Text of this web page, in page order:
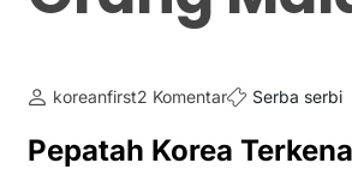
koreanfirst2 Komentar Serba serbi
Pepatah Korea